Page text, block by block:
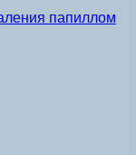
папиллом